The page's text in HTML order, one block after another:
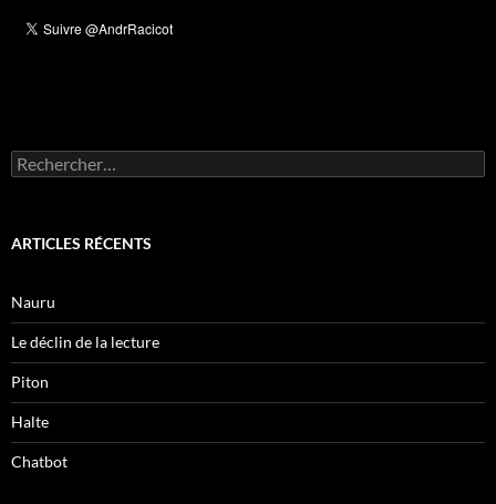
Rechercher :
ARTICLES RÉCENTS
Nauru
Le déclin de la lecture
Piton
Halte
Chatbot